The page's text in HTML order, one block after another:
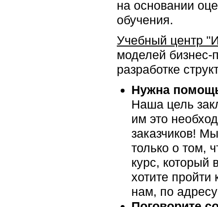
на основании
обучения.
Учебный центр
моделей
разработке
Нужна
Наша цель
им это
заказчиков!
только о том,
курс, который
хотите
нам, по